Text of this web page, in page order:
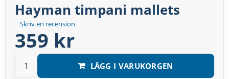
Skriv en recension
Hayman timpani mallets
359 kr
LÄGG I VARUKORGEN